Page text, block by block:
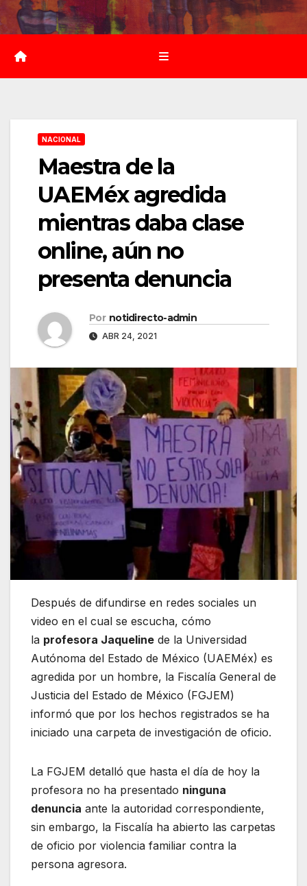
Saltar
al
contenido
NACIONAL
Maestra de la
UAEMéx agredida
mientras daba clase
online, aún no
presenta denuncia
Por notidirecto-admin
ABR 24, 2021
Después de difundirse en redes sociales un
video en el cual se escucha, cómo
la profesora Jaqueline de la Universidad
Autónoma del Estado de México (UAEMéx) es
agredida por un hombre, la Fiscalía General de
Justicia del Estado de México (FGJEM)
informó que por los hechos registrados se ha
iniciado una carpeta de investigación de oficio.
La FGJEM detalló que hasta el día de hoy la
profesora no ha presentado ninguna
denuncia ante la autoridad correspondiente,
sin embargo, la Fiscalía ha abierto las carpetas
de oficio por violencia familiar contra la
persona agresora.